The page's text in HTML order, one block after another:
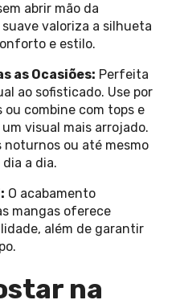
abrir mão da
valoriza a silhueta
e estilo.
as Ocasiões: Perfeita
ao sofisticado. Use por
combine com tops e
visual mais arrojado.
ou até mesmo
a dia.
O acabamento
mangas oferece
além de garantir
na